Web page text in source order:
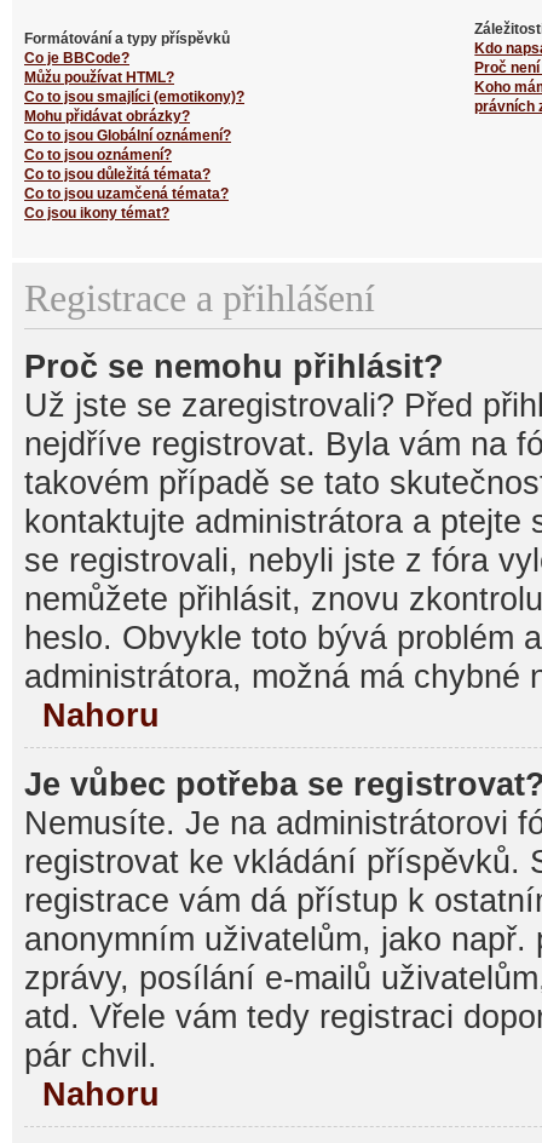
Formátování a typy příspěvků
Co je BBCode?
Můžu používat HTML?
Co to jsou smajlíci (emotikony)?
Mohu přidávat obrázky?
Co to jsou Globální oznámení?
Co to jsou oznámení?
Co to jsou důležitá témata?
Co to jsou uzamčená témata?
Co jsou ikony témat?
Kdo
Proč
Koho
právních
Registrace a přihlášení
Proč se nemohu přihlásit?
Už jste se zaregistrovali? Před
nejdříve registrovat. Byla vám na
takovém případě se tato
kontaktujte administrátora a ptejte
se registrovali, nebyli jste z fóra
nemůžete přihlásit, znovu
heslo. Obvykle toto bývá problém
administrátora, možná má chybné
Nahoru
Je vůbec potřeba se
Nemusíte. Je na administrátorovi
registrovat ke vkládání příspěvků.
registrace vám dá přístup k
anonymním uživatelům, jako např.
zprávy, posílání e-mailů
atd. Vřele vám tedy registraci
pár chvil.
Nahoru